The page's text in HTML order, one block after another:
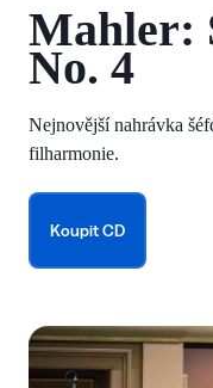
Mahler:
No. 4
Nejnovější nahrávka
filharmonie.
Koupit CD